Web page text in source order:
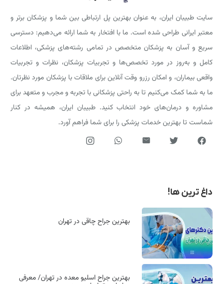
سایت طبیبان ایران، به عنوان بهترین پل ارتباطی بین شما و پزشکان برتر و
معتبر ایرانی طراحی شده است. ما با افتخار به شما ارائه می‌دهیم: دسترسی
سریع و آسان به پزشکان متخصص در تمامی رشته‌های پزشکی، اطلاعات
کامل و به‌روز در مورد تخصص‌ها و تجربیات پزشکان، نظرات و تجربیات
واقعی بیماران، و امکان رزرو وقت آنلاین برای ملاقات با پزشکان مورد نظرتان.
ما به شما کمک می‌کنیم تا به راحتی پزشکانی با تجربه و مجرب و متعهد برای
مشاوره و درمان‌های خود انتخاب کنید. طبیبان ایران، همیشه در کنار
شماست تا بهترین خدمات پزشکی را برای شما فراهم آورد.
داغ ترین ها!
بهترین جراح چاقی در تهران
بهترین جراح اسلیو معده در تهران/ معرفی